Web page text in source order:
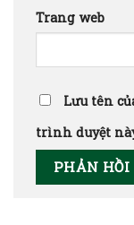
Trang web
Lưu tên
trình duyệt